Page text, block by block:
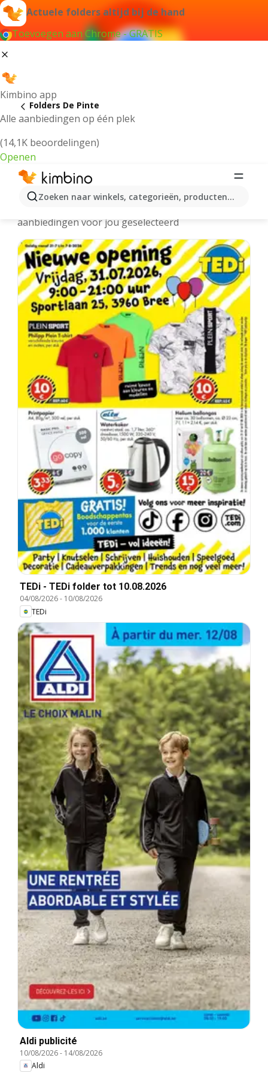
Actuele folders altijd bij de hand
Toevoegen aan Chrome - GRATIS
Kimbino app
Alle aanbiedingen op één plek
(14,1K beoordelingen)
Openen
Zoeken naar winkels, categorieën, producten...
Folders De Pinte
De Pinte folders online
aanbiedingen voor jou geselecteerd
TEDi - TEDi folder tot 10.08.2026
04/08/2026- 10/08/2026
TEDi
Aldi publicité
10/08/2026- 14/08/2026
Aldi